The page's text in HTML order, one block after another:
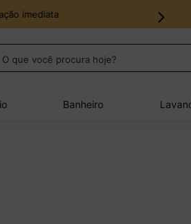
imediata
você procura hoje?
Banheiro